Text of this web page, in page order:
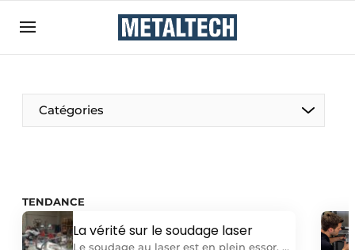
Emploi
Enregistrer une offre d’emploi
Meest gelezen
Newsletter
Catégories
TENDANCE
La vérité sur le soudage laser
Le soudage au laser est en plein essor. Et